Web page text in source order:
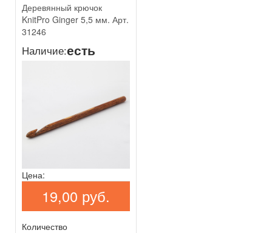
Деревянный крючок
KnitPro Ginger 5,5 мм. Арт.
31246
Наличие:есть
Цена:
19,00 руб.
Количество